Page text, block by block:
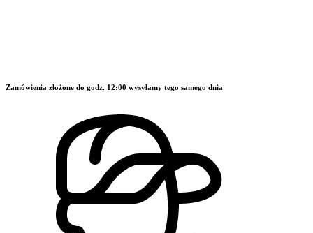
Zamówienia złożone do godz. 12:00 wysyłamy tego samego dnia